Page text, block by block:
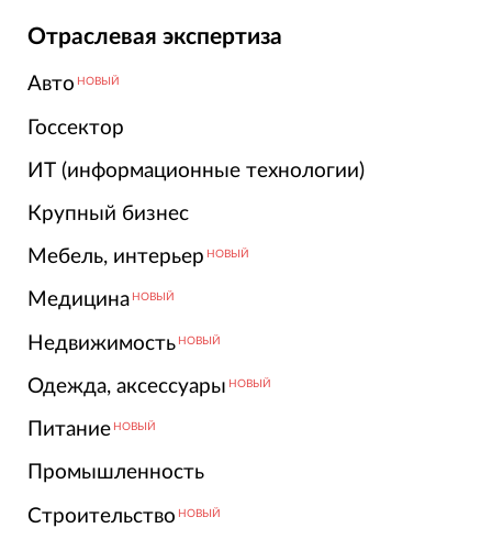
Отраслевая экспертиза
Авто НОВЫЙ
Госсектор
ИТ (информационные технологии)
Крупный бизнес
Мебель, интерьер НОВЫЙ
Медицина НОВЫЙ
Недвижимость НОВЫЙ
Одежда, аксессуары НОВЫЙ
Питание НОВЫЙ
Промышленность
Строительство НОВЫЙ